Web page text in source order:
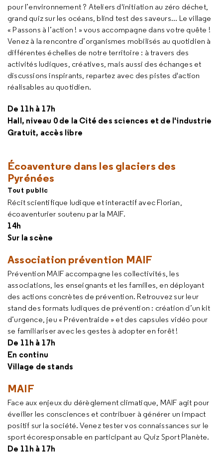
pour l’environnement ? Ateliers d'initiation au zéro déchet,
grand quiz sur les océans, blind test des saveurs... Le village
« Passons à l’action ! » vous accompagne dans votre quête !
Venez à la rencontre d’organismes mobilisés au quotidien à
différentes échelles de notre territoire : à travers des
activités ludiques, créatives, mais aussi des échanges et
discussions inspirants, repartez avec des pistes d'action
réalisables au quotidien.
De 11h à 17h
Hall, niveau 0 de la Cité des sciences et de l'industrie
Gratuit, accès libre
Écoaventure dans les glaciers des
Pyrénées
Tout public
Récit scientifique ludique et interactif avec Florian,
écoaventurier soutenu par la MAIF.
14h
Sur la scène
Association prévention MAIF
Prévention MAIF accompagne les collectivités, les
associations, les enseignants et les familles, en déployant
des actions concrètes de prévention. Retrouvez sur leur
stand des formats ludiques de prévention : création d’un kit
d’urgence, jeu « Préventraide » et des capsules vidéo pour
se familiariser avec les gestes à adopter en forêt !
De 11h à 17h
En continu
Village de stands
MAIF
Face aux enjeux du dérèglement climatique, MAIF agit pour
éveiller les consciences et contribuer à générer un impact
positif sur la société. Venez tester vos connaissances sur le
sport écoresponsable en participant au Quiz Sport Planète.
De 11h à 17h